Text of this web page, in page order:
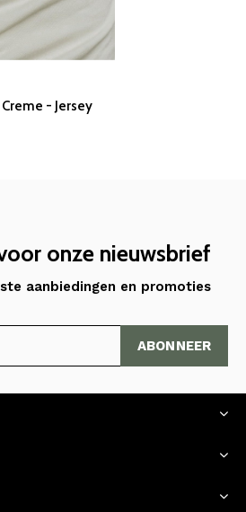
- Jersey
onze nieuwsbrief
aanbiedingen en promoties
ABONNEER